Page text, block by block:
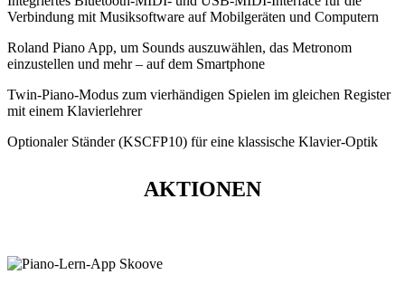
Verbindung mit Musiksoftware auf Mobilgeräten und Computern
Roland Piano App, um Sounds auszuwählen, das Metronom
einzustellen und mehr – auf dem Smartphone
Twin-Piano-Modus zum vierhändigen Spielen im gleichen Register
mit einem Klavierlehrer
Optionaler Ständer (KSCFP10) für eine klassische Klavier-Optik
AKTIONEN